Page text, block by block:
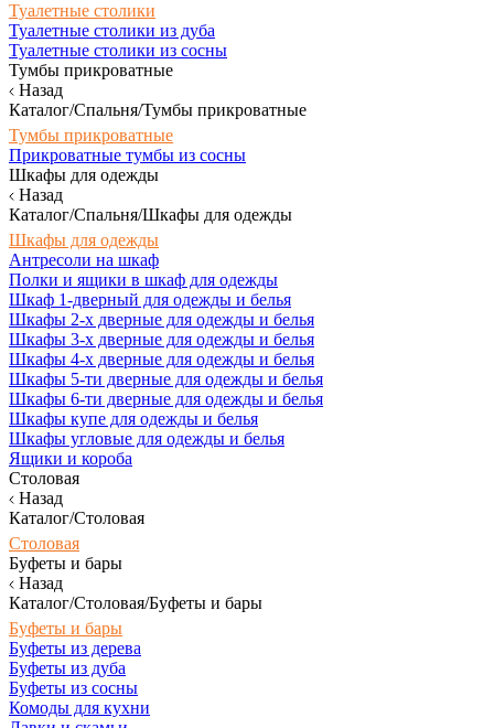
Туалетные столики
Туалетные столики из дуба
Туалетные столики из сосны
Тумбы прикроватные
Назад
Каталог/Спальня/Тумбы прикроватные
Тумбы прикроватные
Прикроватные тумбы из сосны
Шкафы для одежды
Назад
Каталог/Спальня/Шкафы для одежды
Шкафы для одежды
Антресоли на шкаф
Полки и ящики в шкаф для одежды
Шкаф 1-дверный для одежды и белья
Шкафы 2-х дверные для одежды и белья
Шкафы 3-х дверные для одежды и белья
Шкафы 4-х дверные для одежды и белья
Шкафы 5-ти дверные для одежды и белья
Шкафы 6-ти дверные для одежды и белья
Шкафы купе для одежды и белья
Шкафы угловые для одежды и белья
Ящики и короба
Столовая
Назад
Каталог/Столовая
Столовая
Буфеты и бары
Назад
Каталог/Столовая/Буфеты и бары
Буфеты и бары
Буфеты из дерева
Буфеты из дуба
Буфеты из сосны
Комоды для кухни